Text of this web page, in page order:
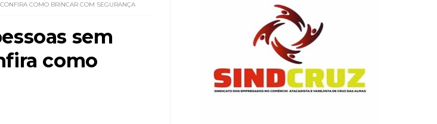
COMO BRINCAR COM SEGURANÇA
sem
como